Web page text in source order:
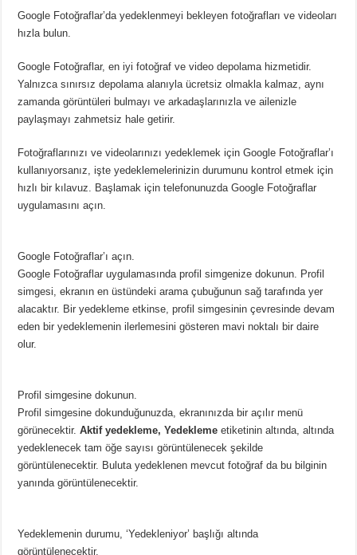
Google Fotoğraflar’da yedeklenmeyi bekleyen fotoğrafları ve videoları
hızla bulun.
Google Fotoğraflar, en iyi fotoğraf ve video depolama hizmetidir.
Yalnızca sınırsız depolama alanıyla ücretsiz olmakla kalmaz, aynı
zamanda görüntüleri bulmayı ve arkadaşlarınızla ve ailenizle
paylaşmayı zahmetsiz hale getirir.
Fotoğraflarınızı ve videolarınızı yedeklemek için Google Fotoğraflar’ı
kullanıyorsanız, işte yedeklemelerinizin durumunu kontrol etmek için
hızlı bir kılavuz. Başlamak için telefonunuzda Google Fotoğraflar
uygulamasını açın.
Google Fotoğraflar’ı açın.
Google Fotoğraflar uygulamasında profil simgenize dokunun. Profil
simgesi, ekranın en üstündeki arama çubuğunun sağ tarafında yer
alacaktır. Bir yedekleme etkinse, profil simgesinin çevresinde devam
eden bir yedeklemenin ilerlemesini gösteren mavi noktalı bir daire
olur.
Profil simgesine dokunun.
Profil simgesine dokunduğunuzda, ekranınızda bir açılır menü
görünecektir.Aktif yedekleme, Yedekleme etiketinin altında, altında
yedeklenecek tam öğe sayısı görüntülenecek şekilde
görüntülenecektir. Buluta yedeklenen mevcut fotoğraf da bu bilginin
yanında görüntülenecektir.
Yedeklemenin durumu, ‘Yedekleniyor’ başlığı altında
görüntülenecektir.